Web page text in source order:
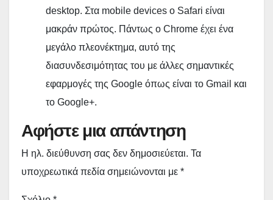
desktop. Στα mobile devices ο Safari είναι
μακράν πρώτος. Πάντως ο Chrome έχει ένα
μεγάλο πλεονέκτημα, αυτό της
διασυνδεσιμότητας του με άλλες σημαντικές
εφαρμογές της Google όπως είναι το Gmail και
το Google+.
Αφήστε μια απάντηση
Η ηλ. διεύθυνση σας δεν δημοσιεύεται. Τα
υποχρεωτικά πεδία σημειώνονται με *